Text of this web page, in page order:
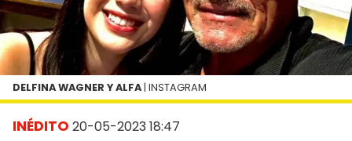
INÉDITO 20-05-2023 18:47
DELFINA WAGNER Y ALFA | INSTAGRAM